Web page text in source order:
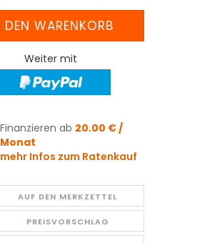
Weiter mit
Finanzieren ab 20.00 € /
Monat
mehr Infos zum Ratenkauf
AUF DEN MERKZETTEL
PREISVORSCHLAG